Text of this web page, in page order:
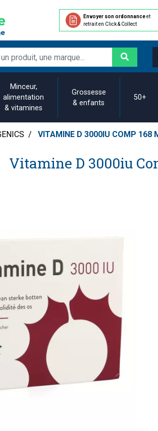
Envoyer son ordonnanceet
retrait en Click & Collect
Minceur,
alimentation
& vitamines
Grossesse
& enfants
50+
VITAMINE D 3000IU COMP 168
Vitamine D 3000iu